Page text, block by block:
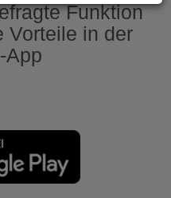
Funktion
Vorteile in der
App